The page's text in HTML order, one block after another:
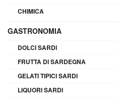
CHIMICA
GASTRONOMIA
DOLCI SARDI
FRUTTA DI SARDEGNA
GELATI TIPICI SARDI
LIQUORI SARDI